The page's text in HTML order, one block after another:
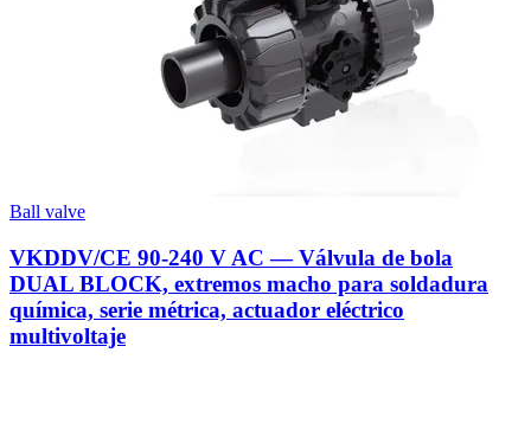
Ball valve
VKDDV/CE 90-240 V AC — Válvula de bola
DUAL BLOCK, extremos macho para soldadura
química, serie métrica, actuador eléctrico
multivoltaje